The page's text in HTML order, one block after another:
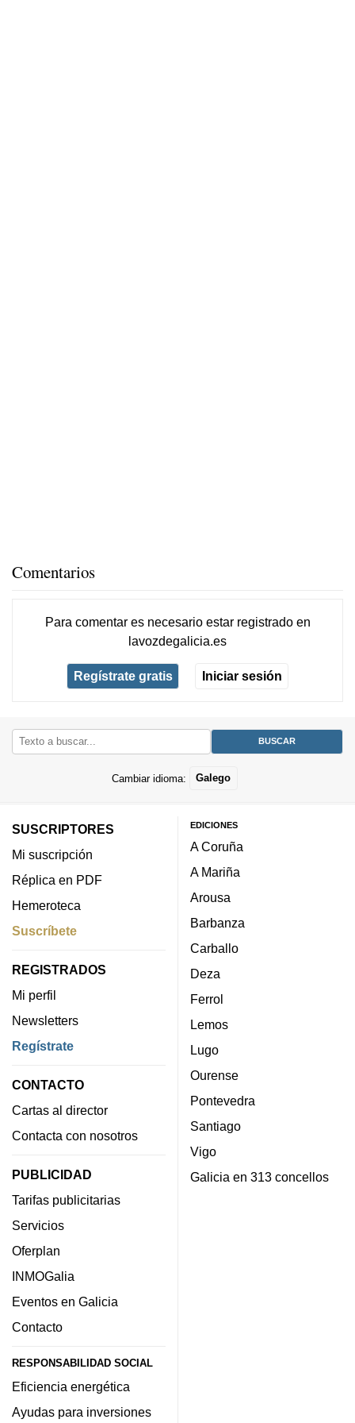
Comentarios
Para comentar es necesario estar registradoen
lavozdegalicia.es
Regístrate gratis Iniciar sesión
Cambiar idioma: Galego
SUSCRIPTORES
Mi suscripción
Réplica en PDF
Hemeroteca
Suscríbete
REGISTRADOS
Mi perfil
Newsletters
Regístrate
CONTACTO
Cartas al director
Contacta con nosotros
PUBLICIDAD
Tarifas publicitarias
Servicios
Oferplan
INMOGalia
Eventos en Galicia
Contacto
RESPONSABILIDAD SOCIAL
Eficiencia energética
Ayudas para inversiones
EDICIONES
A Coruña
A Mariña
Arousa
Barbanza
Carballo
Deza
Ferrol
Lemos
Lugo
Ourense
Pontevedra
Santiago
Vigo
Galicia en 313 concellos